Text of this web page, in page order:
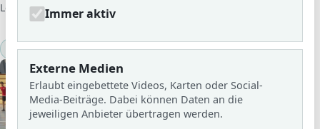
e
a
i
l
s
Letzte Aktualisierung: 27. April 2024
Sport 2022/23
Immer aktiv
Externe Medien
Erlaubt eingebettete Videos, Karten oder Social-
Media-Beiträge. Dabei können Daten an die
jeweiligen Anbieter übertragen werden.